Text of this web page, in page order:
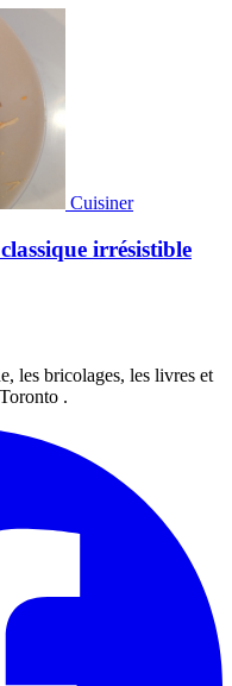
Cuisiner
irrésistible
les bricolages, les livres et
.